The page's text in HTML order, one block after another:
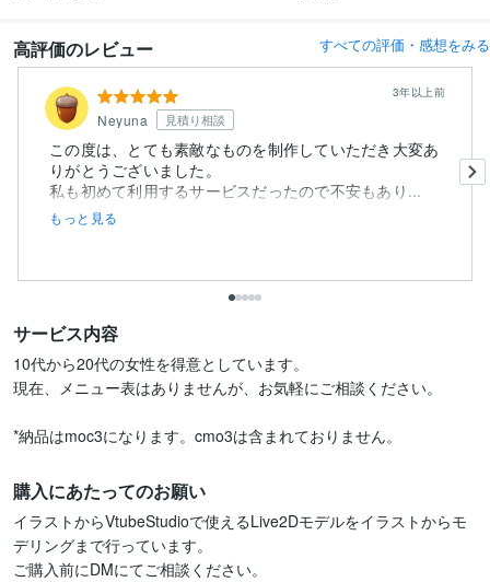
高評価のレビュー すべての評価・感想をみる
Neyuna 見積り相談
3年以上前
この度は、とても素敵なものを制作していただき大変あ
りがとうございました。
私も初めて利用するサービスだったので不安もあり...
もっと見る
サービス内容
10代から20代の女性を得意としています。
現在、メニュー表はありませんが、お気軽にご相談ください。
*納品はmoc3になります。cmo3は含まれておりません。
購入にあたってのお願い
イラストからVtubeStudioで使えるLive2Dモデルをイラストからモ
デリングまで行っています。
ご購入前にDMにてご相談ください。